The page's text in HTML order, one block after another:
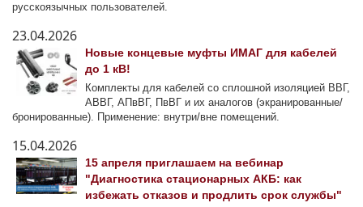
русскоязычных пользователей.
23.04.2026
Новые концевые муфты ИМАГ для кабелей
до 1 кВ!
Комплекты для кабелей со сплошной изоляцией ВВГ,
АВВГ, АПвВГ, ПвВГ и их аналогов (экранированные/
бронированные). Применение: внутри/вне помещений.
15.04.2026
15 апреля приглашаем на вебинар
"Диагностика стационарных АКБ: как
избежать отказов и продлить срок службы"